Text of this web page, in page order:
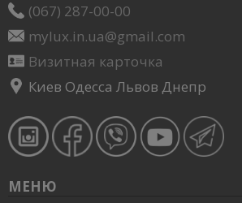
(067) 287-00-00
mylux.in.ua@gmail.com
Визитная карточка
Киев Одесса Львов Днепр
МЕНЮ